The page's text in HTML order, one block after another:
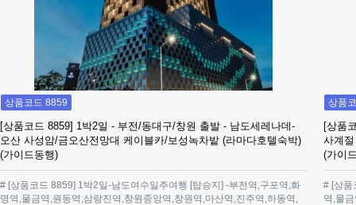
상품코드 8859
[상품코드 8859] 1박2일 - 부전/동대구/창원 출발 - 남도세레나데-
오산 사성암/금오산전망대 케이블카/보성녹차밭 (라마다호텔숙박)
(가이드동행)
# [상품코드 8859] 1박2일-남도여수일주여행 [탑승지] -부전역,구포역,화
명역,물금역,원동역,삼랑진역,창원중앙역,창원역,마산역,진주역,하동역,
상품
[상품
사계
(가이
# [상품
역,물